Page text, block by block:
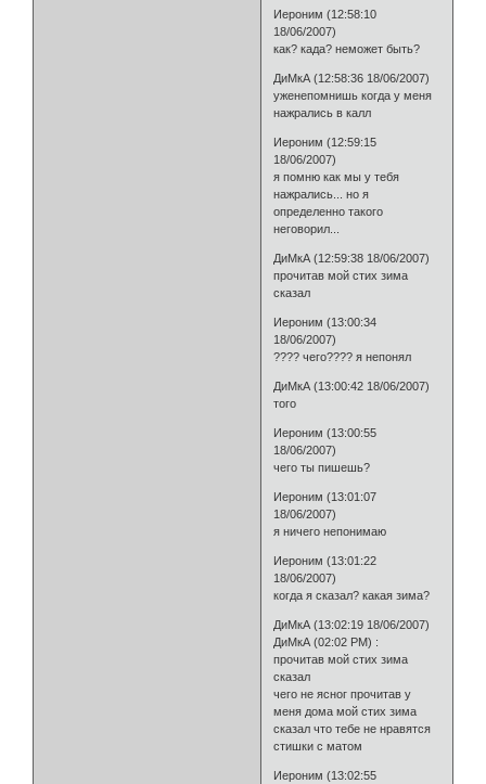
Иероним (12:58:10
18/06/2007)
как? када? неможет быть?
ДиМкА (12:58:36 18/06/2007)
уженепомнишь когда у меня
нажрались в калл
Иероним (12:59:15
18/06/2007)
я помню как мы у тебя
нажрались... но я
определенно такого
неговорил...
ДиМкА (12:59:38 18/06/2007)
прочитав мой стих зима
сказал
Иероним (13:00:34
18/06/2007)
???? чего???? я непонял
ДиМкА (13:00:42 18/06/2007)
того
Иероним (13:00:55
18/06/2007)
чего ты пишешь?
Иероним (13:01:07
18/06/2007)
я ничего непонимаю
Иероним (13:01:22
18/06/2007)
когда я сказал? какая зима?
ДиМкА (13:02:19 18/06/2007)
ДиМкА (02:02 PM) :
прочитав мой стих зима
сказал
чего не ясног прочитав у
меня дома мой стих зима
сказал что тебе не нравятся
стишки с матом
Иероним (13:02:55